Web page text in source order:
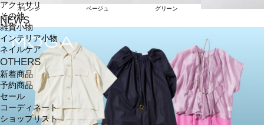
アクセサリ
その他
雑貨小物
インテリア小物
ネイルケア
OTHERS
新着商品
予約商品
セール
コーディネート
ショップリスト
オレンジ ベージュ グリーン
NEWS